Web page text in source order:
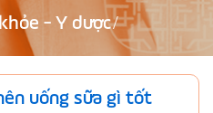
- Y dược
uống sữa gì tốt